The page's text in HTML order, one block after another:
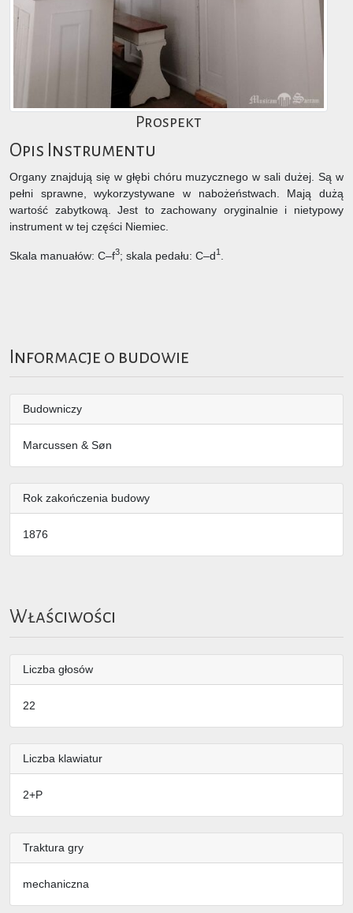
Prospekt
Opis Instrumentu
Organy znajdują się w głębi chóru muzycznego w sali dużej. Są w
pełni sprawne, wykorzystywane w nabożeństwach. Mają dużą
wartość zabytkową. Jest to zachowany oryginalnie i nietypowy
instrument w tej części Niemiec.
Skala manuałów: C–f3; skala pedału: C–d1
Informacje o budowie
Budowniczy
Marcussen & Søn
Rok zakończenia budowy
1876
Właściwości
Liczba głosów
22
Liczba klawiatur
2+P
Traktura gry
mechaniczna